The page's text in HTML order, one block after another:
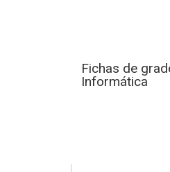
Fichas de
Informática